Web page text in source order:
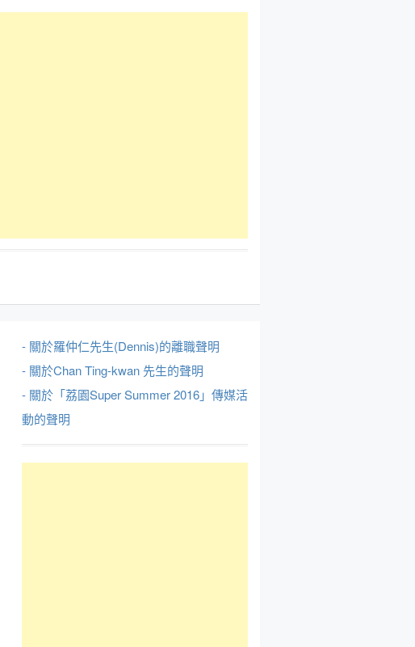
- 關於羅仲仁先生(Dennis)的離職聲明
- 關於Chan Ting-kwan 先生的聲明
- 關於「荔園Super Summer 2016」傳媒活
動的聲明